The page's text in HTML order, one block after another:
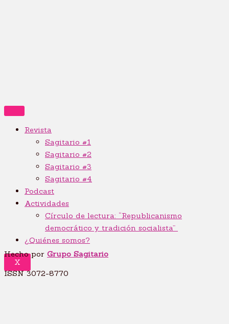
Revista
Sagitario #1
Sagitario #2
Sagitario #3
Sagitario #4
Podcast
Actividades
Círculo de lectura: “Republicanismo
democrático y tradición socialista”
¿Quiénes somos?
X
Hecho por Grupo Sagitario
ISSN 3072-8770